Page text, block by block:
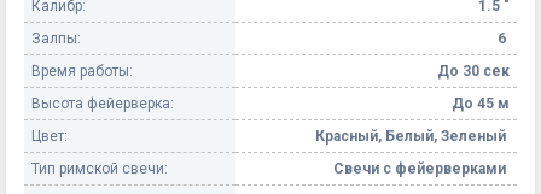
Калибр:
1.5 "
Залпы:
6
Время работы:
До 30 сек
Высота фейерверка:
До 45 м
Цвет:
Красный, Белый, Зеленый
Тип римской свечи:
Свечи с фейерверками